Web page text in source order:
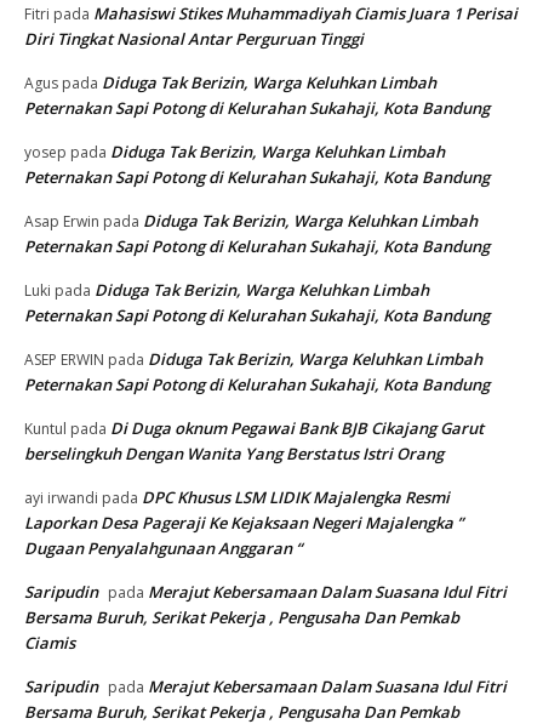
Fitri pada Mahasiswi Stikes Muhammadiyah Ciamis Juara 1 Perisai
Diri Tingkat Nasional Antar Perguruan Tinggi
Agus pada Diduga Tak Berizin, Warga Keluhkan Limbah
Peternakan Sapi Potong di Kelurahan Sukahaji, Kota Bandung
yosep pada Diduga Tak Berizin, Warga Keluhkan Limbah
Peternakan Sapi Potong di Kelurahan Sukahaji, Kota Bandung
Asap Erwin pada Diduga Tak Berizin, Warga Keluhkan Limbah
Peternakan Sapi Potong di Kelurahan Sukahaji, Kota Bandung
Luki pada Diduga Tak Berizin, Warga Keluhkan Limbah
Peternakan Sapi Potong di Kelurahan Sukahaji, Kota Bandung
ASEP ERWIN pada Diduga Tak Berizin, Warga Keluhkan Limbah
Peternakan Sapi Potong di Kelurahan Sukahaji, Kota Bandung
Kuntul pada Di Duga oknum Pegawai Bank BJB Cikajang Garut
berselingkuh Dengan Wanita Yang Berstatus Istri Orang
ayi irwandi pada DPC Khusus LSM LIDIK Majalengka Resmi
Laporkan Desa Pageraji Ke Kejaksaan Negeri Majalengka ”
Dugaan Penyalahgunaan Anggaran “
Saripudin pada Merajut Kebersamaan Dalam Suasana Idul Fitri
Bersama Buruh, Serikat Pekerja , Pengusaha Dan Pemkab
Ciamis
Saripudin pada Merajut Kebersamaan Dalam Suasana Idul Fitri
Bersama Buruh, Serikat Pekerja , Pengusaha Dan Pemkab